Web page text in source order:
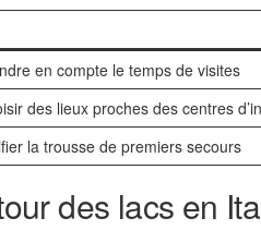
en compte le temps de visites
des lieux proches des centres
la trousse de premiers secours
des lacs en